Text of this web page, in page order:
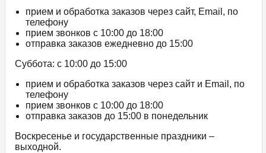
прием и обработка заказов через сайт, Email, по
телефону
прием звонков c 10:00 до 18:00
отправка заказов ежедневно до 15:00
Суббота: с 10:00 до 15:00
прием и обработка заказов через сайт и Email, по
телефону
прием звонков c 10:00 до 18:00
отправка заказов до 15:00 в понедельник
Воскресенье и государственные праздники –
выходной.